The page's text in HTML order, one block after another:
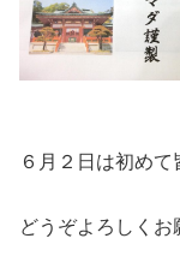
６月２日は初めて
どうぞよろしくお